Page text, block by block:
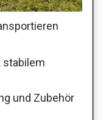
stabilem
und Zubehör